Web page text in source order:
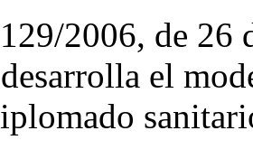
2006, de 26
el